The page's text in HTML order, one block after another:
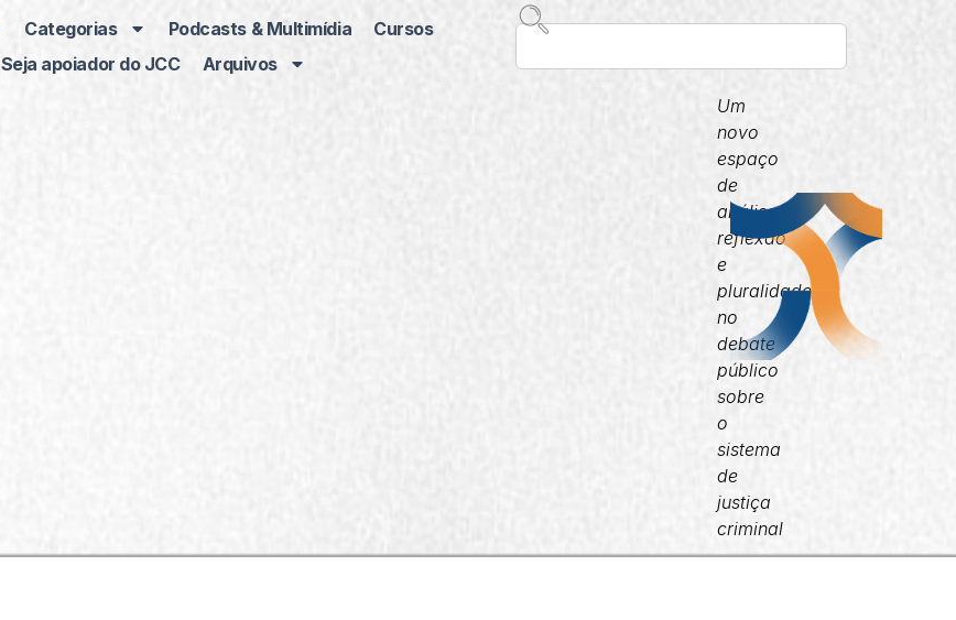
Categorias Podcasts & Multimídia
Cursos
Seja apoiador do JCC
Arquivos
Um
novo
espaço
de
análise,
reflexão
e
pluralidade
no
debate
público
sobre
o
sistema
de
justiça
criminal